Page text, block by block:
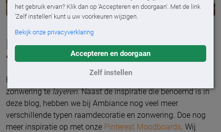
het gebruik ervan? Klik dan op 'Accepteren en doorgaan'. Met de link
'Zelf instellen' kunt u uw voorkeuren wijzigen.
Bekijk onze privacyverklaring
Accepteren en doorgaan
Zelf instellen
Doe nog meer inspiratie op voor
‘layering’ bij jou thuis
Er is genoeg inspiratie om je raamdecoratie met je
zonwering telayeren. Naast de inspiratie die benoemd is in
deze blog, hebben we bij Ambiance nog veel meer
verschillende typen raamdecoratie en zonwering. Doe nog
meer inspiratie op met onze Pinterest Moodboards . Wij